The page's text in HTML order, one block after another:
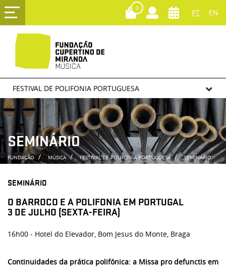
PT EN
0
FESTIVAL DE POLIFONIA PORTUGUESA
SEMINÁRIO
FUNDAÇÃO MÚSICA FESTIVAL DE POLIFONIA PORTUGUESA SEMINÁRIO
SEMINÁRIO
O BARROCO E A POLIFONIA EM PORTUGAL
3 DE JULHO (SEXTA-FEIRA)
16h00 - Hotel do Elevador, Bom Jesus do Monte, Braga
Continuidades da prática polifónica: a Missa pro defunctis em